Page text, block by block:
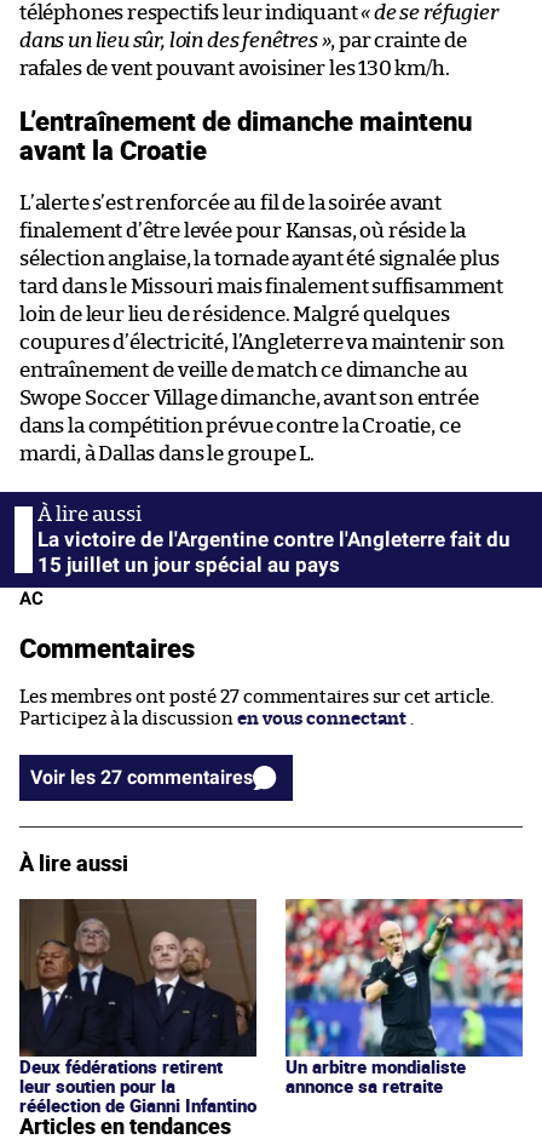
téléphones respectifs leur indiquant« de se réfugier
dans un lieu sûr, loin des fenêtres », par crainte de
rafales de vent pouvant avoisiner les 130 km/h.
L’entraînement de dimanche maintenu
avant la Croatie
L’alerte s’est renforcée au fil de la soirée avant
finalement d’être levée pour Kansas, où réside la
sélection anglaise, la tornade ayant été signalée plus
tard dans le Missouri mais finalement suffisamment
loin de leur lieu de résidence. Malgré quelques
coupures d’électricité, l’Angleterre va maintenir son
entraînement de veille de match ce dimanche au
Swope Soccer Village dimanche, avant son entrée
dans la compétition prévue contre la Croatie, ce
mardi, à Dallas dans le groupe L.
La victoire de l'Argentine contre l'Angleterre fait du
15 juillet un jour spécial au pays
AC
Commentaires
Les membres ont posté 27 commentaires sur cet article.
Participez à la discussion en vous connectant
Voir les 27 commentaires
À lire aussi
Deux fédérations retirent
leur soutien pour la
réélection de Gianni Infantino
Un arbitre mondialiste
annonce sa retraite
Articles en tendances